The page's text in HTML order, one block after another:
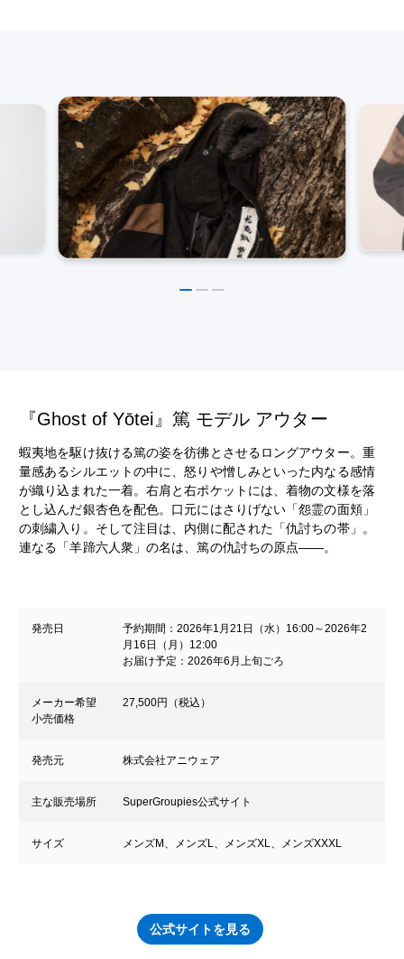
『Ghost of Yōtei』篤 モデル アウター
蝦夷地を駆け抜ける篤の姿を彷彿とさせるロングアウター。重
量感あるシルエットの中に、怒りや憎しみといった内なる感情
が織り込まれた一着。右肩と右ポケットには、着物の文様を落
とし込んだ銀杏色を配色。口元にはさりげない「怨霊の面頬」
の刺繍入り。そして注目は、内側に配された「仇討ちの帯」。
連なる「羊蹄六人衆」の名は、篤の仇討ちの原点――。
発売日
予約期間：2026年1月21日（水）16:00～2026年2
月16日（月）12:00
お届け予定：2026年6月上旬ごろ
メーカー希望
小売価格
27,500円（税込）
発売元 株式会社アニウェア
主な販売場所 SuperGroupies公式サイト
サイズ メンズM、メンズL、メンズXL、メンズXXXL
公式サイトを見る